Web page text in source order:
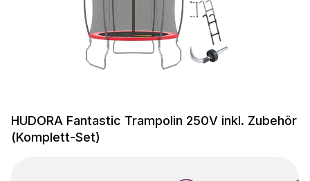
HUDORA Fantastic Trampolin 250V inkl. Zubehör
(Komplett-Set)